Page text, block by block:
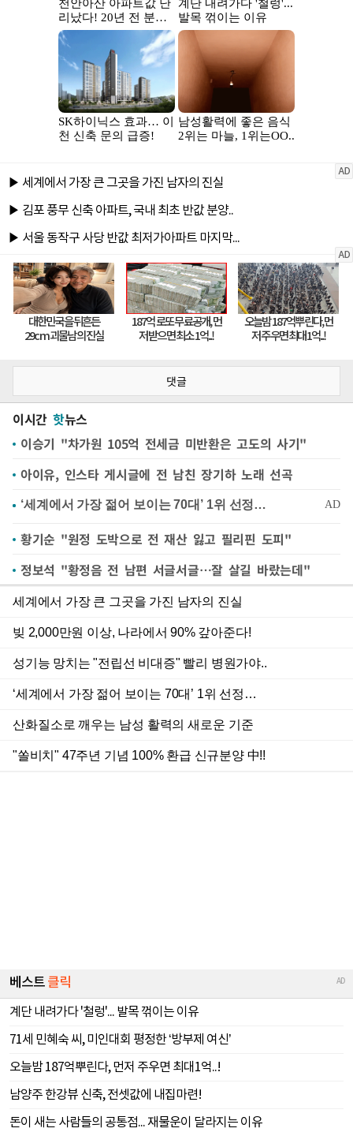
댓글
이시간 핫뉴스
이승기 "차가원 105억 전세금 미반환은 고도의 사기"
아이유, 인스타 게시글에 전 남친 장기하 노래 선곡
황기순 "원정 도박으로 전 재산 잃고 필리핀 도피"
정보석 "황정음 전 남편 서글서글…잘 살길 바랐는데"